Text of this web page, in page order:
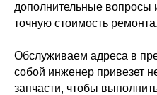
дополнительные вопросы
точную стоимость ремонта.
Обслуживаем адреса в
собой инженер привезет
запчасти, чтобы